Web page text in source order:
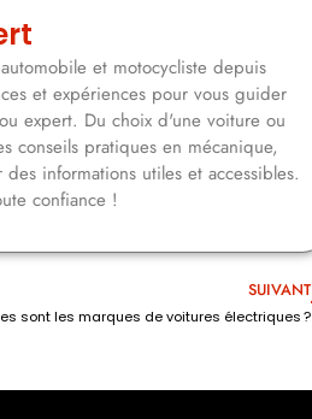
et motocycliste depuis
et expériences pour vous guider
expert. Du choix d'une voiture ou
conseils pratiques en mécanique,
informations utiles et accessibles.
confiance !
SUIVANT
sont les marques de voitures électriques ?